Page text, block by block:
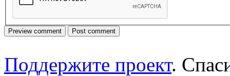
Поддержите проект.